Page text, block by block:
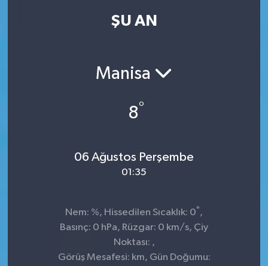
ŞU AN
Manisa
8°
06 Ağustos Perşembe
01:35
Nem: %, Hissedilen Sıcaklık: 0° ,
Basınç: 0 hPa, Rüzgar: 0 km/s, Çiy
Noktası: ,
Görüş Mesafesi: km, Gün Doğumu: